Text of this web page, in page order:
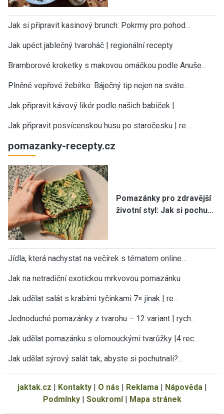
Jak si připravit kasinový brunch: Pokrmy pro pohod…
Jak upéct jablečný tvaroháč | regionální recepty
Bramborové kroketky s makovou omáčkou podle Anuše…
Plněné vepřové žebírko: Báječný tip nejen na sváte…
Jak připravit kávový likér podle našich babiček |…
Jak připravit posvícenskou husu po staročesku | re…
pomazanky-recepty.cz
Pomazánky pro zdravější
životní styl: Jak si pochu…
Jídla, která nachystat na večírek s tématem online…
Jak na netradiční exotickou mrkvovou pomazánku
Jak udělat salát s krabími tyčinkami 7× jinak | re…
Jednoduché pomazánky z tvarohu – 12 variant | rych…
Jak udělat pomazánku s olomouckými tvarůžky |4 rec…
Jak udělat sýrový salát tak, abyste si pochutnali?…
jaktak.cz | Kontakty| O nás | Reklama | Nápověda |
Podmínky| Soukromí| Mapa stránek